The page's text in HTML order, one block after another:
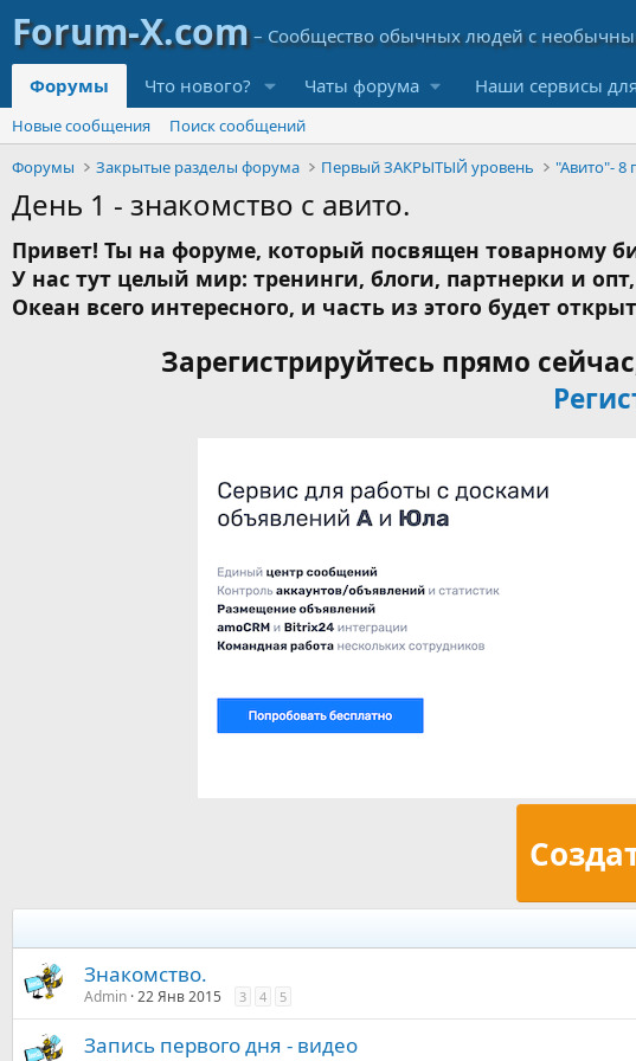
Форумы Что нового? Чаты форума Наши сервисы
Новые сообщения
Поиск сообщений
Форумы
Закрытые разделы форума Первый ЗАКРЫТЫЙ уровень
День 1 - знакомство с авито.
Привет! Ты на форуме, который посвящен товарному
У нас тут целый мир: тренинги, блоги, партнерки и
Океан всего интересного, и часть из этого будет
Зарегистрируйтесь прямо
Знакомство.
Admin 22 Янв 2015 3 4 5
Запись первого дня - видео